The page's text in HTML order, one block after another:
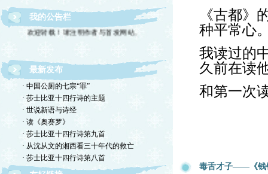
我的公告栏
欢迎转载！请注明作者与首发网站。
最新发布
· 中国公厕的七宗“罪”
· 莎士比亚十四行诗的主题
· 世说新语与诗经
· 读《奥赛罗》
· 莎士比亚十四行诗第九首
· 从沈从文的湘西看三十年代的救亡
· 莎士比亚十四行诗第八首
《古都》
种平常心
我读过的
久前在读
和第一次
毒舌才子——《钱